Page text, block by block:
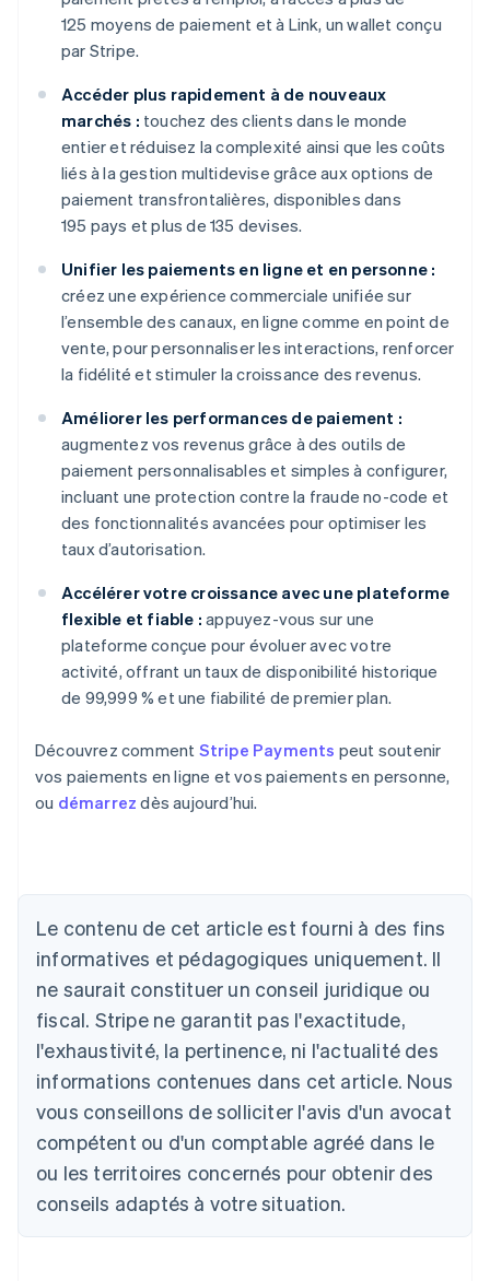
125 moyens de paiement et à Link, un wallet conçu
par Stripe.
Accéder plus rapidement à de nouveaux
marchés : touchez des clients dans le monde
entier et réduisez la complexité ainsi que les coûts
liés à la gestion multidevise grâce aux options de
paiement transfrontalières, disponibles dans
195 pays et plus de 135 devises.
Unifier les paiements en ligne et en personne :
créez une expérience commerciale unifiée sur
l’ensemble des canaux, en ligne comme en point de
vente, pour personnaliser les interactions, renforcer
la fidélité et stimuler la croissance des revenus.
Améliorer les performances de paiement :
augmentez vos revenus grâce à des outils de
paiement personnalisables et simples à configurer,
incluant une protection contre la fraude no-code et
des fonctionnalités avancées pour optimiser les
taux d’autorisation.
Accélérer votre croissance avec une plateforme
flexible et fiable : appuyez-vous sur une
plateforme conçue pour évoluer avec votre
activité, offrant un taux de disponibilité historique
de 99,999 % et une fiabilité de premier plan.
Découvrez comment Stripe Payments peut soutenir
vos paiements en ligne et vos paiements en personne,
ou démarrez dès aujourd’hui.
Le contenu de cet article est fourni à des fins
informatives et pédagogiques uniquement. Il
ne saurait constituer un conseil juridique ou
fiscal. Stripe ne garantit pas l'exactitude,
l'exhaustivité, la pertinence, ni l'actualité des
informations contenues dans cet article. Nous
vous conseillons de solliciter l'avis d'un avocat
compétent ou d'un comptable agréé dans le
ou les territoires concernés pour obtenir des
conseils adaptés à votre situation.
Allemagne
Australie
English
Autriche
DeutschEnglish
Belgique
NederlandsFrançaisDeutsch English
Português English
Bulgarie
English
Canada
EnglishFrançais